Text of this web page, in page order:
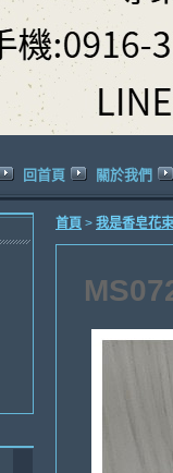
回首頁 關於我們
首頁 > 我是香皂花